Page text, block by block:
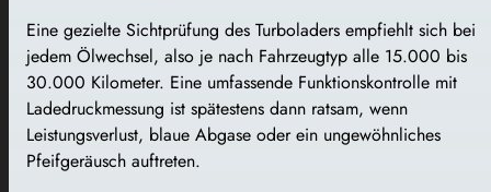
Eine gezielte Sichtprüfung des Turboladers empfiehlt sich bei
jedem Ölwechsel, also je nach Fahrzeugtyp alle 15.000 bis
30.000 Kilometer. Eine umfassende Funktionskontrolle mit
Ladedruckmessung ist spätestens dann ratsam, wenn
Leistungsverlust, blaue Abgase oder ein ungewöhnliches
Pfeifgeräusch auftreten.